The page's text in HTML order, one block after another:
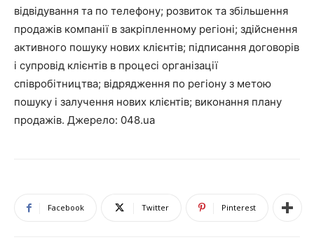
відвідування та по телефону; розвиток та збільшення
продажів компанії в закріпленному регіоні; здійснення
активного пошуку нових клієнтів; підписання договорів
і супровід клієнтів в процесі організації
співробітництва; відрядження по регіону з метою
пошуку і залучення нових клієнтів; виконання плану
продажів. Джерело: 048.ua
Facebook Twitter Pinterest